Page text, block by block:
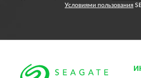
Условиями пользования